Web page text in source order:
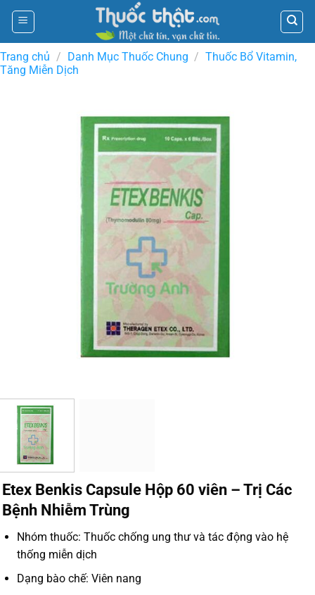
Skip
content
Trang chủ / Danh Mục Thuốc Chung / Thuốc Bổ Vitamin,
Tăng Miễn Dịch
Etex Benkis Capsule Hộp 60 viên – Trị Các
Bệnh Nhiễm Trùng
Nhóm thuốc: Thuốc chống ung thư và tác động vào hệ
thống miễn dịch
Dạng bào chế: Viên nang